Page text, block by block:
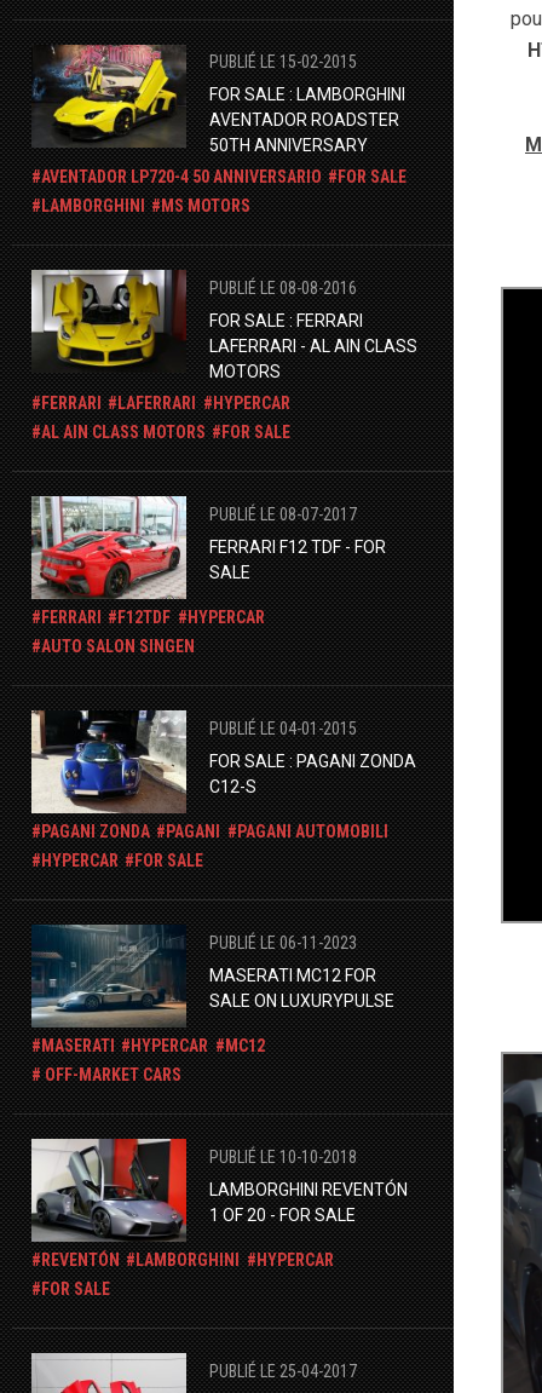
PUBLIÉ LE 15-02-2015
FOR SALE : LAMBORGHINI
AVENTADOR ROADSTER
50TH ANNIVERSARY
AVENTADOR LP720-4 50 ANNIVERSARIO
FOR SALE
LAMBORGHINI
MS MOTORS
PUBLIÉ LE 08-08-2016
FOR SALE : FERRARI
LAFERRARI - AL AIN CLASS
MOTORS
FERRARI
LAFERRARI
HYPERCAR
AL AIN CLASS MOTORS
FOR SALE
PUBLIÉ LE 08-07-2017
FERRARI F12 TDF - FOR
SALE
FERRARI F12TDF
HYPERCAR
AUTO SALON SINGEN
PUBLIÉ LE 04-01-2015
FOR SALE : PAGANI ZONDA
C12-S
PAGANI ZONDA PAGANI
PAGANI AUTOMOBILI
HYPERCAR
FOR SALE
PUBLIÉ LE 06-11-2023
MASERATI MC12 FOR
SALE ON LUXURYPULSE
MASERATI HYPERCAR
MC12
OFF-MARKET CARS
PUBLIÉ LE 10-10-2018
LAMBORGHINI REVENTÓN
1 OF 20 - FOR SALE
REVENTÓN LAMBORGHINI
HYPERCAR
FOR SALE
PUBLIÉ LE 25-04-2017